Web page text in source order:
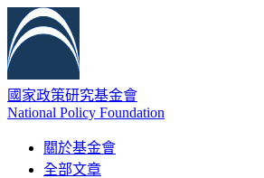
國家政策研究基金會
National Policy Foundation
關於基金會
全部文章